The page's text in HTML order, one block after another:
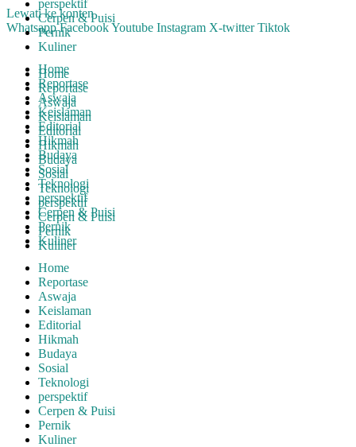
Lewati ke konten
Whatsapp FacebookYoutube Instagram X-twitter Tiktok
Home
Reportase
Aswaja
Keislaman
Editorial
Hikmah
Budaya
Sosial
Teknologi
perspektif
Cerpen & Puisi
Pernik
Kuliner
Home
Reportase
Aswaja
Keislaman
Editorial
Hikmah
Budaya
Sosial
Teknologi
perspektif
Cerpen & Puisi
Pernik
Kuliner
perspektif
Cerpen & Puisi
Pernik
Kuliner
Home
Reportase
Aswaja
Keislaman
Editorial
Hikmah
Budaya
Sosial
Teknologi
perspektif
Cerpen & Puisi
Pernik
Kuliner